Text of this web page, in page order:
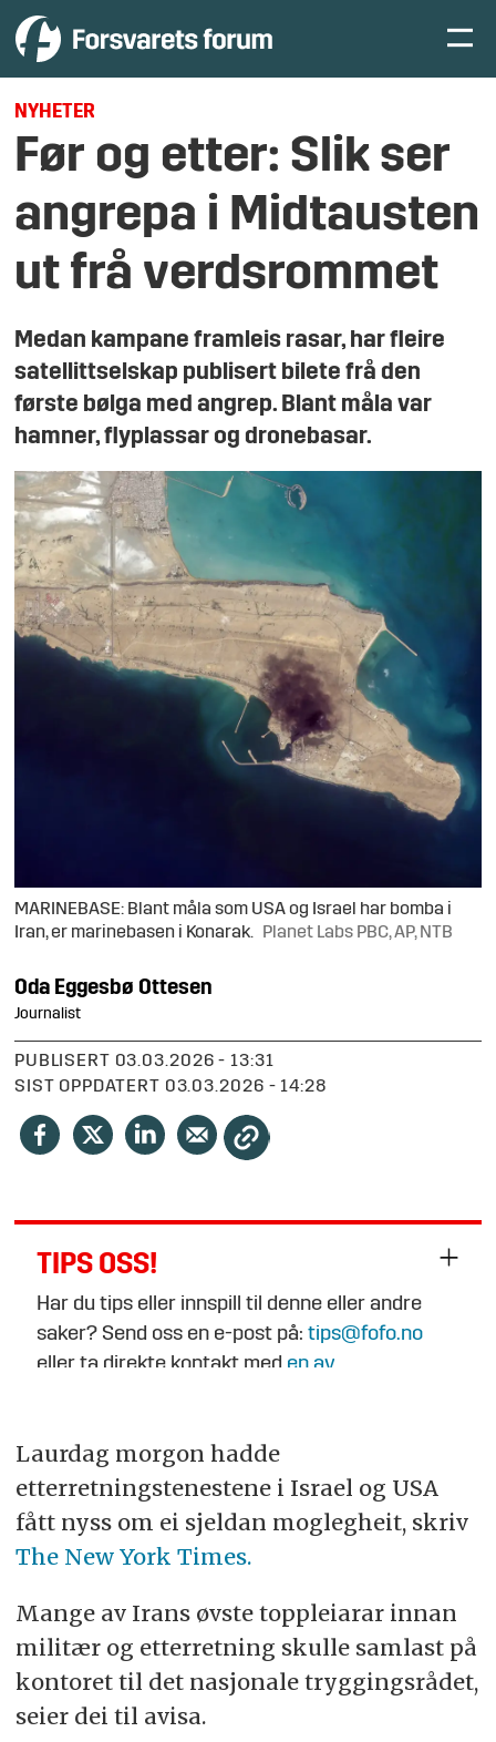
NYHETER
Før og etter: Slik ser
angrepa i Midtausten
ut frå verdsrommet
Medan kampane framleis rasar, har fleire
satellittselskap publisert bilete frå den
første bølga med angrep. Blant måla var
hamner, flyplassar og dronebasar.
MARINEBASE: Blant måla som USA og Israel har bomba i
Iran, er marinebasen i Konarak.
Planet Labs PBC, AP, NTB
Oda Eggesbø Ottesen
Journalist
PUBLISERT
03.03.2026 - 13:31
SIST OPPDATERT
03.03.2026 - 14:28
TIPS OSS!
Har du tips eller innspill til denne eller andre
saker? Send oss en e-post på:tips@fofo.no
eller ta direkte kontakt med en av
Laurdag morgon hadde
etterretningstenestene i Israel og USA
fått nyss om ei sjeldan moglegheit, skriv
The New York Times.
Mange av Irans øvste toppleiarar innan
militær og etterretning skulle samlast på
kontoret til det nasjonale tryggingsrådet,
seier dei til avisa.